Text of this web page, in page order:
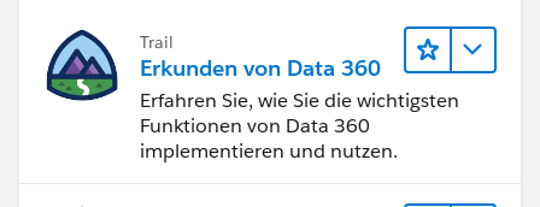
Trail
Erkunden von Data 360
Erfahren Sie, wie Sie die wichtigsten
Funktionen von Data 360
implementieren und nutzen.